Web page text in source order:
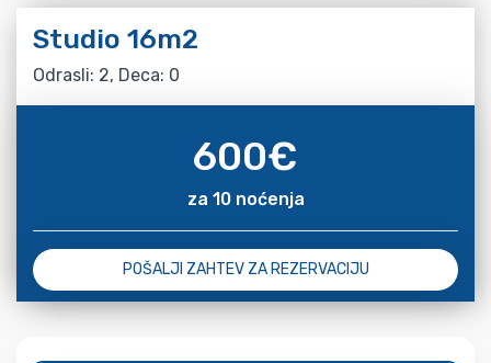
Studio 16m2
Odrasli: 2, Deca: 0
600€
za 10 noćenja
POŠALJI ZAHTEV ZA REZERVACIJU